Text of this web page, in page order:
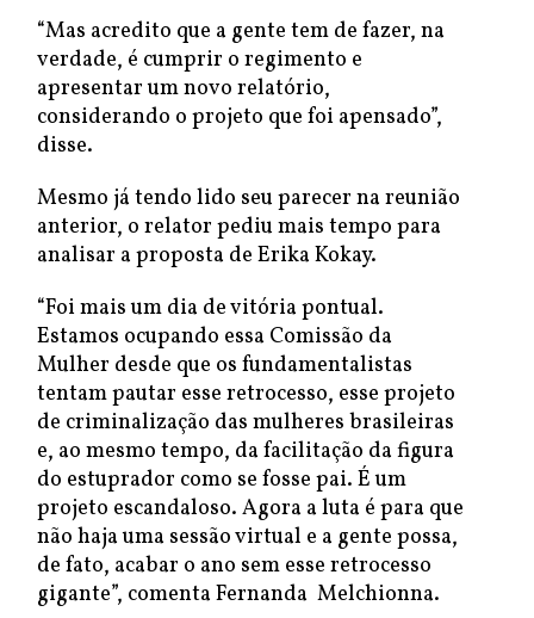
“Mas acredito que a gente tem de fazer, na
verdade, é cumprir o regimento e
apresentar um novo relatório,
considerando o projeto que foi apensado”,
disse.
Mesmo já tendo lido seu parecer na reunião
anterior, o relator pediu mais tempo para
analisar a proposta de Erika Kokay.
“Foi mais um dia de vitória pontual.
Estamos ocupando essa Comissão da
Mulher desde que os fundamentalistas
tentam pautar esse retrocesso, esse projeto
de criminalização das mulheres brasileiras
e, ao mesmo tempo, da facilitação da figura
do estuprador como se fosse pai. É um
projeto escandaloso. Agora a luta é para que
não haja uma sessão virtual e a gente possa,
de fato, acabar o ano sem esse retrocesso
gigante”, comenta Fernanda Melchionna.